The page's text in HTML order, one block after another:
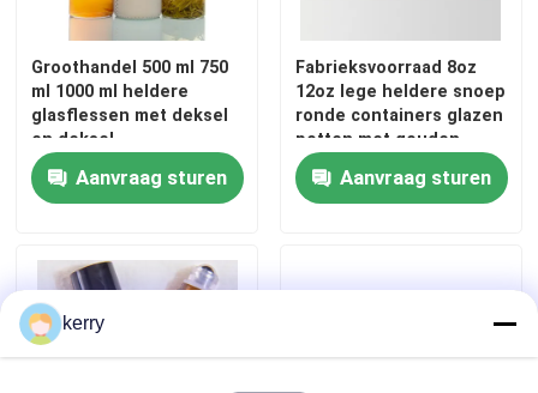
Groothandel 500 ml 750
ml 1000 ml heldere
glasflessen met deksel
en deksel
Aanvraag sturen
Fabrieksvoorraad 8oz
12oz lege heldere snoep
ronde containers glazen
potten met gouden
metalen deksels
Aanvraag sturen
kerry